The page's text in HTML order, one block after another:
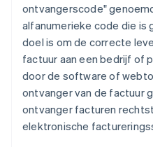
ontvangerscode"
alfanumerieke code die is
doel is om de correcte
factuur aan een bedrijf of
door de software of
ontvanger van de factuur
ontvanger facturen
elektronische